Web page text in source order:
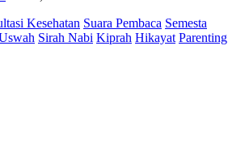
Kesehatan Suara Pembaca Semesta
Sirah Nabi Kiprah Hikayat Parenting